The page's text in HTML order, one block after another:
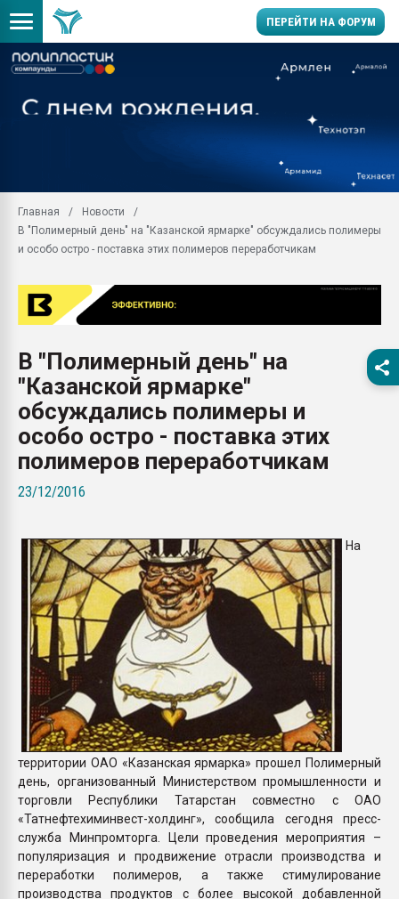
ПЕРЕЙТИ НА ФОРУМ
заводу пластмасс"
Вакуум-формовочные
первый план в
28.07.2026
ситуацией на
Всё, что касается
бутылок
Главная
Новости
В "Полимерный день" на "Казанской ярмарке" обсуждались полимеры
и особо остро - поставка этих полимеров переработчикам
В "Полимерный день" на
"Казанской ярмарке"
обсуждались полимеры и
особо остро - поставка этих
полимеров переработчикам
23/12/2016
На
территории ОАО «Казанская ярмарка» прошел Полимерный
день, организованный Министерством промышленности и
торговли Республики Татарстан совместно с ОАО
«Татнефтехиминвест-холдинг», сообщила сегодня пресс-
служба Минпромторга. Цели проведения мероприятия –
популяризация и продвижение отрасли производства и
переработки полимеров, а также стимулирование
производства продуктов с более высокой добавленной